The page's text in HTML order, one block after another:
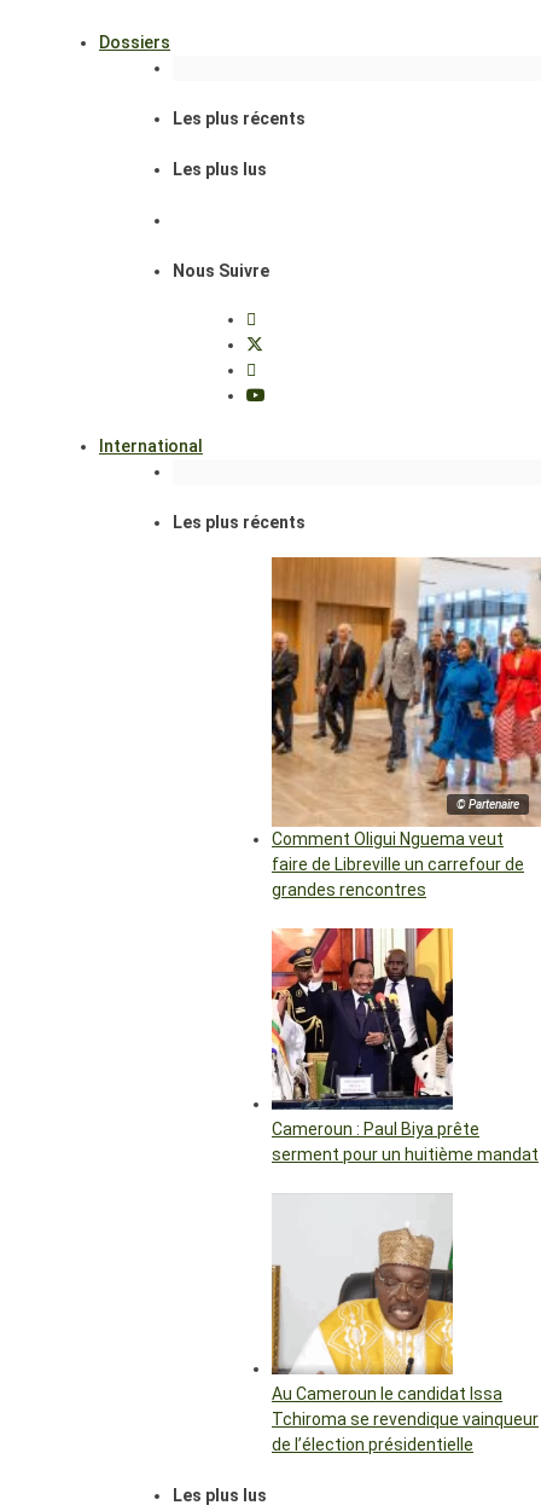
Dossiers
Les plus récents
Les plus lus
Nous Suivre
International
Les plus récents
© Partenaire
Comment Oligui Nguema veut
faire de Libreville un carrefour de
grandes rencontres
Cameroun : Paul Biya prête
serment pour un huitième mandat
Au Cameroun le candidat Issa
Tchiroma se revendique vainqueur
de l’élection présidentielle
Les plus lus